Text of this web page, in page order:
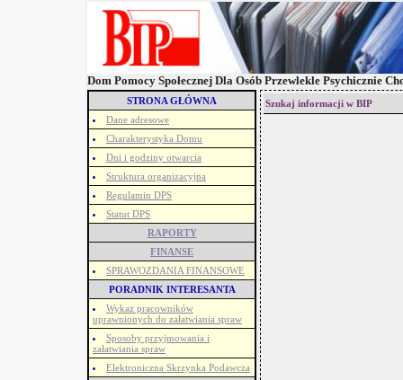
Dom Pomocy Społecznej Dla Osób Przewlekle Psychicznie
STRONA GŁÓWNA
Dane adresowe
Charakterystyka Domu
Dni i godziny otwarcia
Struktura organizacyjna
Regulamin DPS
Statut DPS
RAPORTY
FINANSE
SPRAWOZDANIA FINANSOWE
PORADNIK INTERESANTA
Wykaz pracowników
uprawnionych do załatwiania spraw
Sposoby przyjmowania i
załatwiania spraw
Elektroniczna Skrzynka Podawcza
Szukaj informacji w BIP